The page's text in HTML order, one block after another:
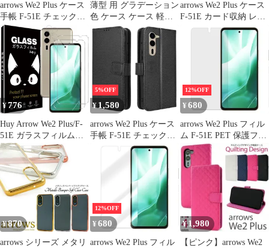
arrows We2 Plus ケース
手帳 F-51E チェック柄
合革 レトロ 手帳 ケー
ス 【Color】キャメル
薄型 用 グラデーション
色 ケース ケース 軽量
TPU 耐衝撃 用 スマホ
ケース 透明 F-51E 米軍
MIL規格取得 おしゃれ
黄変防止防塵一体型 ク
リア 人気 アローズ
WE2 アローズWE2 Plus
用 携帯カバー Plus ブル
ーブラック MD-SX
arrows We2 Plus ケース
F-51E カード収納 レザ
ー スマート ケース
【Color】ブルー
¥776
Huy Arrow We2 Plus/F-
51E ガラスフィルム【4
枚セット】アローズ
We2 plus フィルム 2枚
+カメラフィルム2枚 ア
ローズ We2 plus フィル
ム 硬度9H 厚さ0.26 旭
硝子製素材 保護フィル
ム アローズWe2 plus 用
5%OFF
¥ 1,580
arrows We2 Plus ケース
手帳 F-51E チェック柄
手帳 ケース 【Color】
12%OFF
¥ 680
arrows We2 Plus フィル
ム F-51E PET 保護フィ
ルム 【Color】光沢なし
¥870
arrows シリーズ メタリ
12%OFF
¥ 680
arrows We2 Plus フィル
¥ 1,980
【ピンク】arrows We2